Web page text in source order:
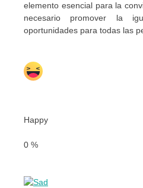
elemento esencial para la
necesario promover la
oportunidades para todas las
Happy
0 %